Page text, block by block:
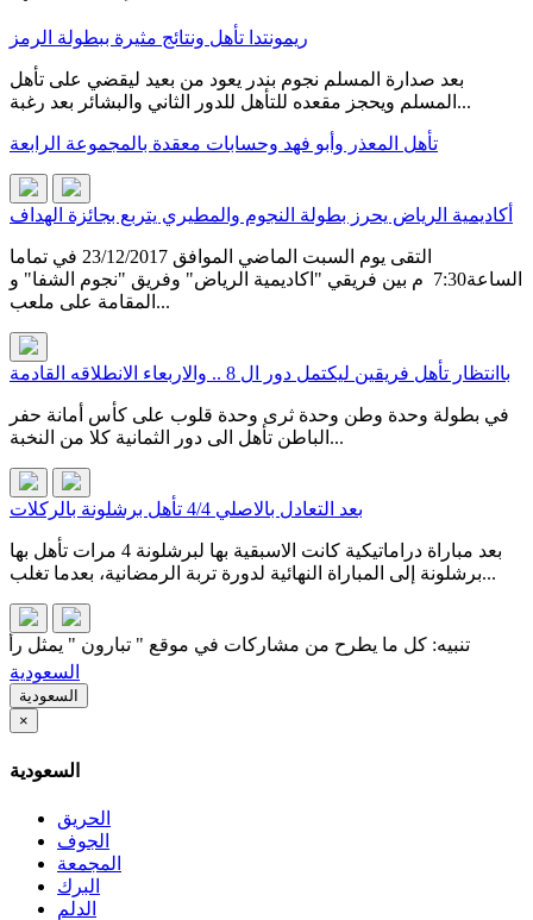
ريمونتدا تأهل ونتائج مثيرة ببطولة الرمز
بعد صدارة المسلم نجوم بندر يعود من بعيد ليقضي على تأهل
المسلم ويحجز مقعده للتأهل للدور الثاني والبشائر بعد رغبة...
تأهل المعذر وأبو فهد وحسابات معقدة بالمجموعة الرابعة
أكاديمية الرياض يحرز بطولة النجوم والمطيري يتربع بجائزة الهداف
التقى يوم السبت الماضي الموافق 23/12/2017 في تماما
الساعة7:30 م بين فريقي "اكاديمية الرياض" وفريق "نجوم الشفا" و
المقامة على ملعب...
باانتظار تأهل فريقين ليكتمل دور ال 8 .. والاربعاء الانطلاقه القادمة
في بطولة وحدة وطن وحدة ثرى وحدة قلوب على كأس أمانة حفر
الباطن تأهل الى دور الثمانية كلا من النخبة...
بعد التعادل بالاصلي 4/4 تأهل برشلونة بالركلات
بعد مباراة دراماتيكية كانت الاسبقية بها لبرشلونة 4 مرات تأهل بها
برشلونة إلى المباراة النهائية لدورة تربة الرمضانية، بعدما تغلب...
تنبيه: كل ما يطرح من مشاركات في موقع " تبارون " يمثل رأي
السعودية
السعودية
×
السعودية
الحريق
الجوف
المجمعة
البرك
الدلم